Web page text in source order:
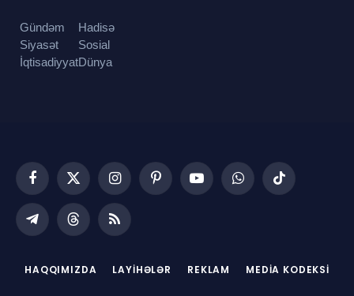
Gündəm
Siyasət
İqtisadiyyat
Hadisə
Sosial
Dünya
Facebook
X
(Twitter)
InstagramPinterestYouTubeWhatsAppTikTok
TelegramThreadsRSS
HAQQIMIZDA LAYIHƏLƏR REKLAM MEDIA KODEKSI